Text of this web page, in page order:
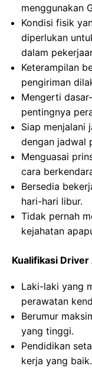
menggunakan
Kondisi fisik
diperlukan
dalam
Keterampilan
pengiriman
Mengerti
pentingnya
Siap menjalani
dengan jadwal
Menguasai
cara
Bersedia
hari-hari libur.
Tidak pernah
kejahatan
Kualifikasi
Laki-laki yang
perawatan
Berumur
yang tinggi.
Pendidikan
kerja yang baik.